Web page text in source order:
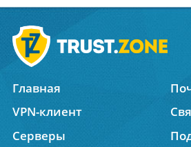
Главная
VPN-клиент
Серверы